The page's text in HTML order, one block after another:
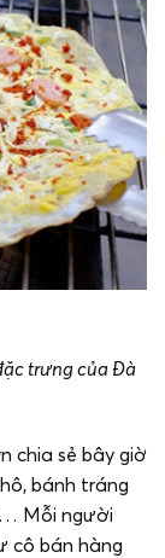
trưng của Đà
chia sẻ bây giờ
bánh tráng
Mỗi người
cô bán hàng